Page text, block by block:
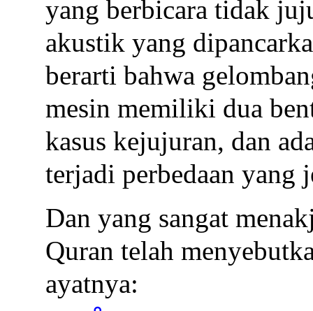
yang berbicara tidak
akustik yang
berarti bahwa
mesin memiliki dua
kasus kejujuran, dan
terjadi perbedaan yang
Dan yang sangat
Quran telah
ayatnya: